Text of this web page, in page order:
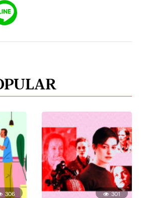
306 301